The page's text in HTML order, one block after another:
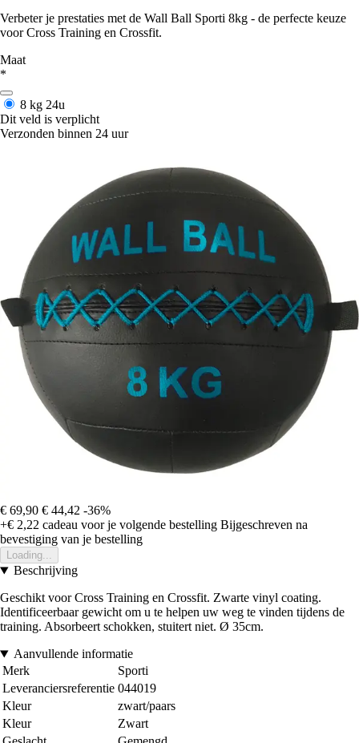
Verbeter je prestaties met de Wall Ball Sporti 8kg - de perfecte keuze
voor Cross Training en Crossfit.
Maat
*
8 kg 24u
Dit veld is verplicht
Verzonden binnen 24 uur
€ 69,90 € 44,42 -36%
+€ 2,22 cadeau voor je volgende bestelling Bijgeschreven na
bevestiging van je bestelling
Loading...
Beschrijving
Geschikt voor Cross Training en Crossfit. Zwarte vinyl coating.
Identificeerbaar gewicht om u te helpen uw weg te vinden tijdens de
training. Absorbeert schokken, stuitert niet. Ø 35cm.
Aanvullende informatie
Merk
Sporti
Leveranciersreferentie 044019
Kleur
zwart/paars
Kleur
Zwart